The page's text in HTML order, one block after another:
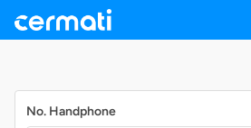
No. Handphone